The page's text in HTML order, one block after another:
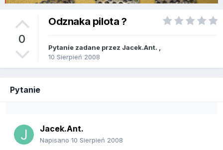
0
Odznaka pilota ?
Pytanie zadane przez Jacek.Ant.
10 Sierpień 2008
Pytanie
Jacek.Ant.
Napisano 10 Sierpień 2008